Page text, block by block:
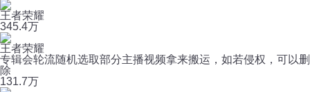
王者荣耀
345.4万
王者荣耀
专辑会轮流随机选取部分主播视频拿来搬运，如若侵权，可以删
除
131.7万